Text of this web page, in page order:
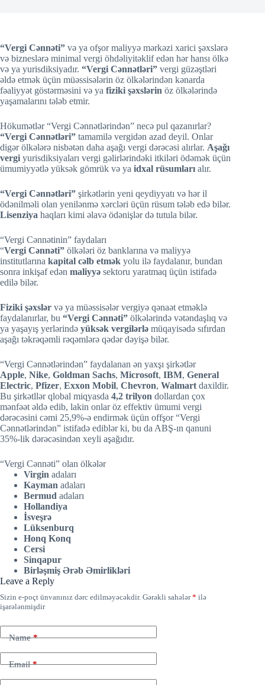
“Vergi Cənnəti” və ya ofşor maliyyə mərkəzi xarici şəxslərə
və bizneslərə minimal vergi öhdəliyitəklif edən hər hansı ölkə
və ya yurisdiksiyadır. “Vergi Cənnətləri” vergi güzəştləri
əldə etmək üçün müəssisələrin öz ölkələrindən kənarda
fəaliyyət göstərməsini və ya fiziki şəxslərin öz ölkələrində
yaşamalarını tələb etmir.
Hökumətlər “Vergi Cənnətlərindən” necə pul qazanırlar?
“Vergi Cənnətləri” tamamilə vergidən azad deyil. Onlar
digər ölkələrə nisbətən daha aşağı vergi dərəcəsi alırlar. Aşağı
vergi yurisdiksiyaları vergi gəlirlərindəki itkiləri ödəmək üçün
ümumiyyətlə yüksək gömrük və ya idxal rüsumları alır.
“Vergi Cənnətləri” şirkətlərin yeni qeydiyyatı və hər il
ödənilməli olan yenilənmə xərcləri üçün rüsum tələb edə bilər.
Lisenziya haqları kimi əlavə ödənişlər də tutula bilər.
“Vergi Cənnətinin” faydaları
“Vergi Cənnəti” ölkələri öz banklarına və maliyyə
institutlarına kapital cəlb etmək yolu ilə faydalanır, bundan
sonra inkişaf edən maliyyə sektoru yaratmaq üçün istifadə
edilə bilər.
Fiziki şəxslər və ya müəssisələr vergiyə qənaət etməklə
faydalanırlar, bu “Vergi Cənnəti” ölkələrində vətəndaşlıq və
ya yaşayış yerlərində yüksək vergilərlə müqayisədə sıfırdan
aşağı təkrəqəmli rəqəmlərə qədər dəyişə bilər.
“Vergi Cənnətlərindən” faydalanan ən yaxşı şirkətlər
Apple, Nike, Goldman Sachs, Microsoft, IBM, General
Electric, Pfizer, Exxon Mobil, Chevron, Walmart daxildir.
Bu şirkətllər qlobal miqyasda 4,2 trilyon dollardan çox
mənfəət əldə edib, lakin onlar öz effektiv ümumi vergi
dərəcəsini cəmi 25,9%-ə endirmək üçün offşor “Vergi
Cənnətlərindən” istifadə ediblər ki, bu da ABŞ-ın qanuni
35%-lik dərəcəsindən xeyli aşağıdır.
“Vergi Cənnəti” olan ölkələr
Virgin adaları
Kayman adaları
Bermud adaları
Hollandiya
İsveşrə
Lüksenburq
Honq Konq
Cersi
Sinqapur
Birləşmiş Ərəb Əmirlikləri
Leave a Reply
Sizin e-poçt ünvanınız dərc edilməyəcəkdir. Gərəkli sahələr* ilə
işarələnmişdir
Name*
Email*